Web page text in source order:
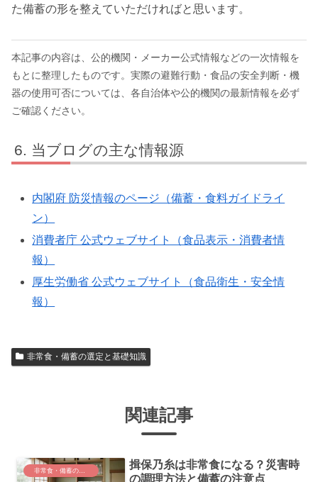
た備蓄の形を整えていただければと思います。
本記事の内容は、公的機関・メーカー公式情報などの一次情報を
もとに整理したものです。実際の避難行動・食品の安全判断・機
器の使用可否については、各自治体や公的機関の最新情報を必ず
ご確認ください。
当ブログの主な情報源
内閣府 防災情報のページ（備蓄・食料ガイドライ
ン）
消費者庁 公式ウェブサイト（食品表示・消費者情
報）
厚生労働省 公式ウェブサイト（食品衛生・安全情
報）
非常食・備蓄の選定と基礎知識
関連記事
非常食・備蓄の選定と基礎知識
揖保乃糸は非常食になる？災害時
の調理方法と備蓄の注意点